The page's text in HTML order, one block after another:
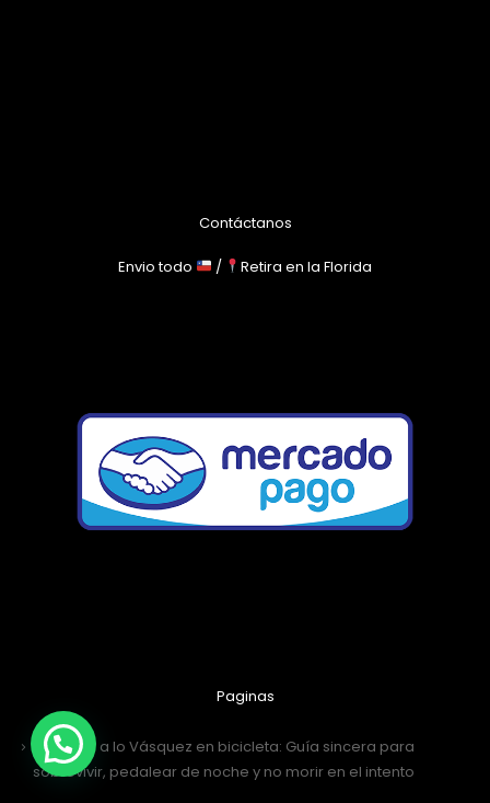
Contáctanos
Envio todo / Retira en la Florida
Paginas
Santiago a lo Vásquez en bicicleta: Guía sincera para
sobrevivir, pedalear de noche y no morir en el intento